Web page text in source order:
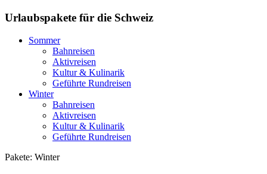
Urlaubspakete für die Schweiz
Sommer
Bahnreisen
Aktivreisen
Kultur & Kulinarik
Geführte Rundreisen
Winter
Bahnreisen
Aktivreisen
Kultur & Kulinarik
Geführte Rundreisen
Pakete: Winter